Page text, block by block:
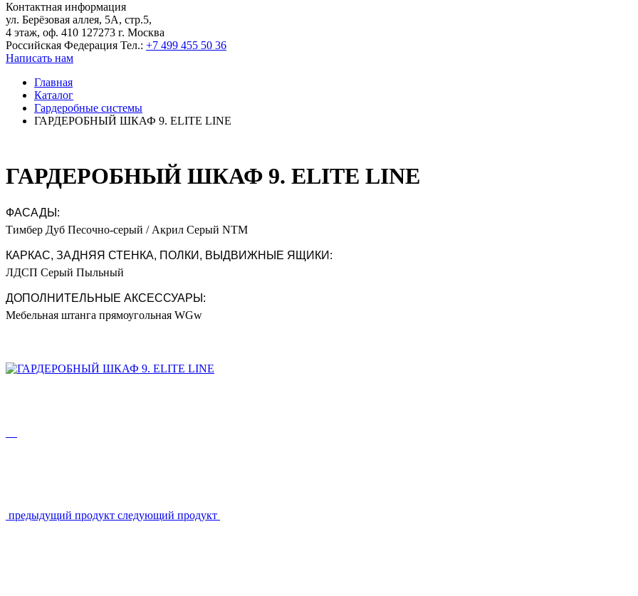
Контактная информация
ул. Берёзовая аллея, 5А, стр.5,
4 этаж, оф. 410 127273 г. Москва
Российская Федерация Тел.: +7 499 455 50 36
Написать нам
Главная
Каталог
Гардеробные системы
ГАРДЕРОБНЫЙ ШКАФ 9. ELITE LINE
ГАРДЕРОБНЫЙ ШКАФ 9. ELITE LINE
ФАСАДЫ:
Тимбер Дуб Песочно-серый / Акрил Серый NTM
КАРКАС, ЗАДНЯЯ СТЕНКА, ПОЛКИ, ВЫДВИЖНЫЕ ЯЩИКИ:
ЛДСП Серый Пыльный
ДОПОЛНИТЕЛЬНЫЕ АКСЕССУАРЫ:
Мебельная штанга прямоугольная WGw
предыдущий продукт следующий продукт